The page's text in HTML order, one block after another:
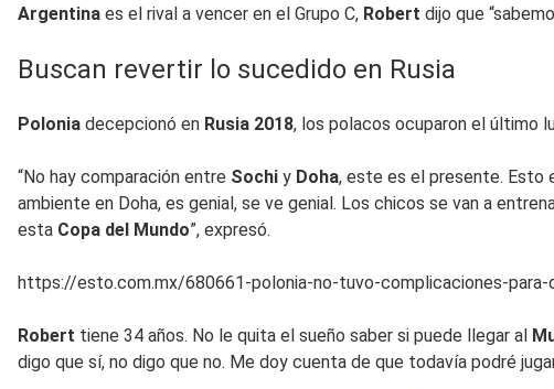
Argentina es el rival a vencer en el Grupo C, Robert dijo que
Buscan revertir lo sucedido en Rusia
Polonia decepcionó en Rusia 2018, los polacos ocuparon el último
“No hay comparación entre Sochi y Doha, este es el presente. Esto
ambiente en Doha, es genial, se ve genial. Los chicos se van a
esta Copa del Mundo”, expresó.
https://esto.com.mx/680661-polonia-no-tuvo-complicaciones-
Robert tiene 34 años. No le quita el sueño saber si puede llegar al
digo que sí, no digo que no. Me doy cuenta de que todavía podré